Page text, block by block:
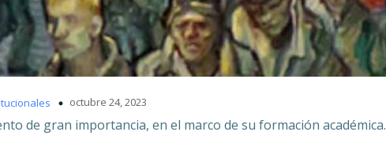
octubre 24, 2023
de gran importancia, en el marco de su formación académica.